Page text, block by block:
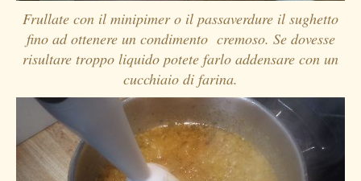
Frullate con il minipimer o il passaverdure il sughetto
fino ad ottenere un condimento cremoso. Se dovesse
risultare troppo liquido potete farlo addensare con un
cucchiaio di farina.